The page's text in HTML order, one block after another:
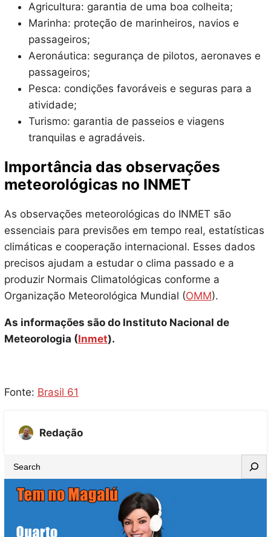
Agricultura: garantia de uma boa colheita;
Marinha: proteção de marinheiros, navios e
passageiros;
Aeronáutica: segurança de pilotos, aeronaves e
passageiros;
Pesca: condições favoráveis e seguras para a
atividade;
Turismo: garantia de passeios e viagens
tranquilas e agradáveis.
Importância das observações
meteorológicas no INMET
As observações meteorológicas do INMET são
essenciais para previsões em tempo real, estatísticas
climáticas e cooperação internacional. Esses dados
precisos ajudam a estudar o clima passado e a
produzir Normais Climatológicas conforme a
Organização Meteorológica Mundial (OMM).
As informações são do Instituto Nacional de
Meteorologia (Inmet).
Fonte: Brasil 61
Redação
e